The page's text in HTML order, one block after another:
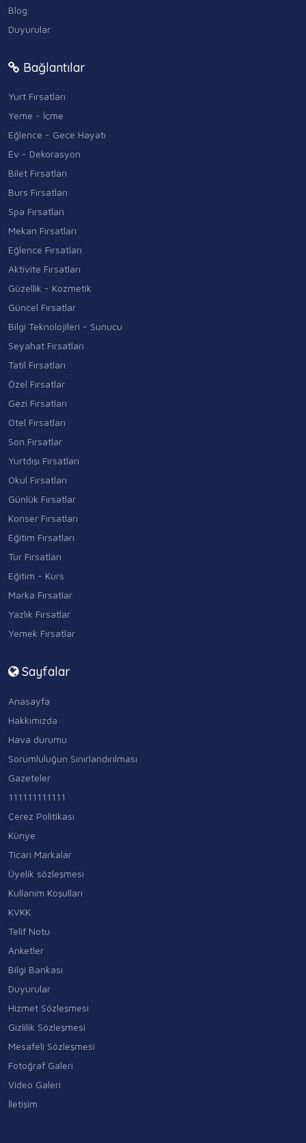
Blog
Duyurular
Bağlantılar
Yurt Fırsatları
Yeme - İçme
Eğlence - Gece Hayatı
Ev - Dekorasyon
Bilet Fırsatları
Burs Fırsatları
Spa Fırsatları
Mekan Fırsatları
Eğlence Fırsatları
Aktivite Fırsatları
Güzellik - Kozmetik
Güncel Fırsatlar
Bilgi Teknolojileri - Sunucu
Seyahat Fırsatları
Tatil Fırsatları
Özel Fırsatlar
Gezi Fırsatları
Otel Fırsatları
Son Fırsatlar
Yurtdışı Fırsatları
Okul Fırsatları
Günlük Fırsatlar
Konser Fırsatları
Eğitim Fırsatları
Tur Fırsatları
Eğitim - Kurs
Marka Fırsatlar
Yazlık Fırsatlar
Yemek Fırsatlar
Sayfalar
Anasayfa
Hakkımızda
Hava durumu
Sorumluluğun Sınırlandırılması
Gazeteler
111111111111
Çerez Politikası
Künye
Ticari Markalar
Üyelik sözleşmesi
Kullanım Koşulları
KVKK
Telif Notu
Anketler
Bilgi Bankası
Duyurular
Hizmet Sözleşmesi
Gizlilik Sözleşmesi
Mesafeli Sözleşmesi
Fotoğraf Galeri
Video Galeri
İletişim